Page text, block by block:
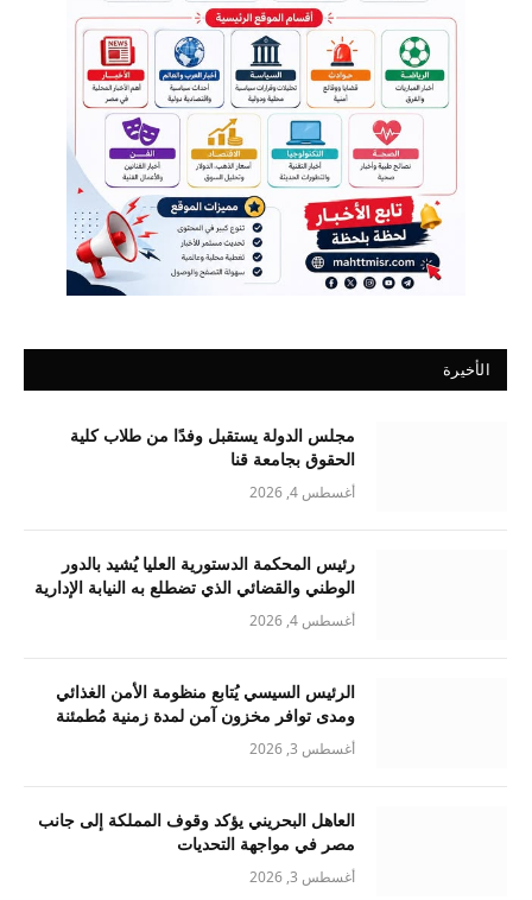
الأخيرة
مجلس الدولة يستقبل وفدًا من طلاب كلية
الحقوق بجامعة قنا
أغسطس 4, 2026
رئيس المحكمة الدستورية العليا يُشيد بالدور
الوطني والقضائي الذي تضطلع به النيابة الإدارية
أغسطس 4, 2026
الرئيس السيسي يُتابع منظومة الأمن الغذائي
ومدى توافر مخزون آمن لمدة زمنية مُطمئنة
أغسطس 3, 2026
العاهل البحريني يؤكد وقوف المملكة إلى جانب
مصر في مواجهة التحديات
أغسطس 3, 2026